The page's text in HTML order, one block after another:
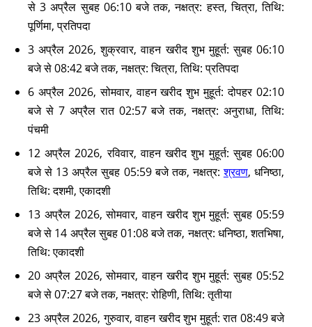
से 3 अप्रैल सुबह 06:10 बजे तक, नक्षत्र: हस्त, चित्रा, तिथि:
पूर्णिमा, प्रतिपदा
3 अप्रैल 2026, शुक्रवार, वाहन खरीद शुभ मुहूर्त: सुबह 06:10
बजे से 08:42 बजे तक, नक्षत्र: चित्रा, तिथि: प्रतिपदा
6 अप्रैल 2026, सोमवार, वाहन खरीद शुभ मुहूर्त: दोपहर 02:10
बजे से 7 अप्रैल रात 02:57 बजे तक, नक्षत्र: अनुराधा, तिथि:
पंचमी
12 अप्रैल 2026, रविवार, वाहन खरीद शुभ मुहूर्त: सुबह 06:00
बजे से 13 अप्रैल सुबह 05:59 बजे तक, नक्षत्र:श्रवण, धनिष्ठा,
तिथि: दशमी, एकादशी
13 अप्रैल 2026, सोमवार, वाहन खरीद शुभ मुहूर्त: सुबह 05:59
बजे से 14 अप्रैल सुबह 01:08 बजे तक, नक्षत्र: धनिष्ठा, शतभिषा,
तिथि: एकादशी
20 अप्रैल 2026, सोमवार, वाहन खरीद शुभ मुहूर्त: सुबह 05:52
बजे से 07:27 बजे तक, नक्षत्र: रोहिणी, तिथि: तृतीया
23 अप्रैल 2026, गुरुवार, वाहन खरीद शुभ मुहूर्त: रात 08:49 बजे